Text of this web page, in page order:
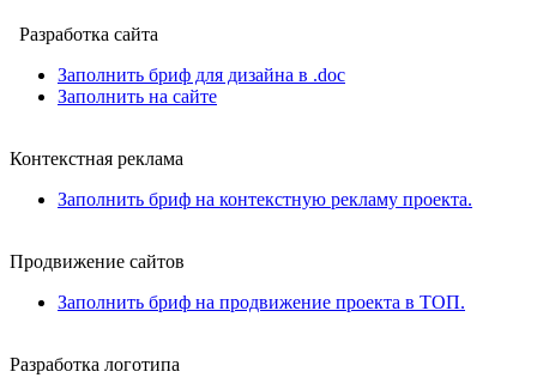
Разработка сайта
Заполнить бриф для дизайна в .doc
Заполнить на сайте
Контекстная реклама
Заполнить бриф на контекстную рекламу проекта.
Продвижение сайтов
Заполнить бриф на продвижение проекта в ТОП.
Разработка логотипа